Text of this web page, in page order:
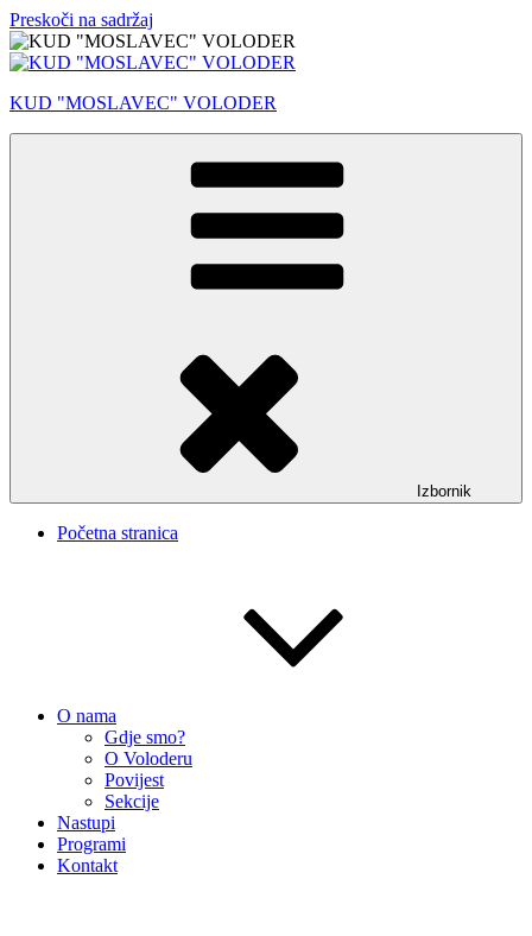
Preskoči na sadržaj
KUD "MOSLAVEC" VOLODER
Izbornik
Početna stranica
O nama
Gdje smo?
O Voloderu
Povijest
Sekcije
Nastupi
Programi
Kontakt